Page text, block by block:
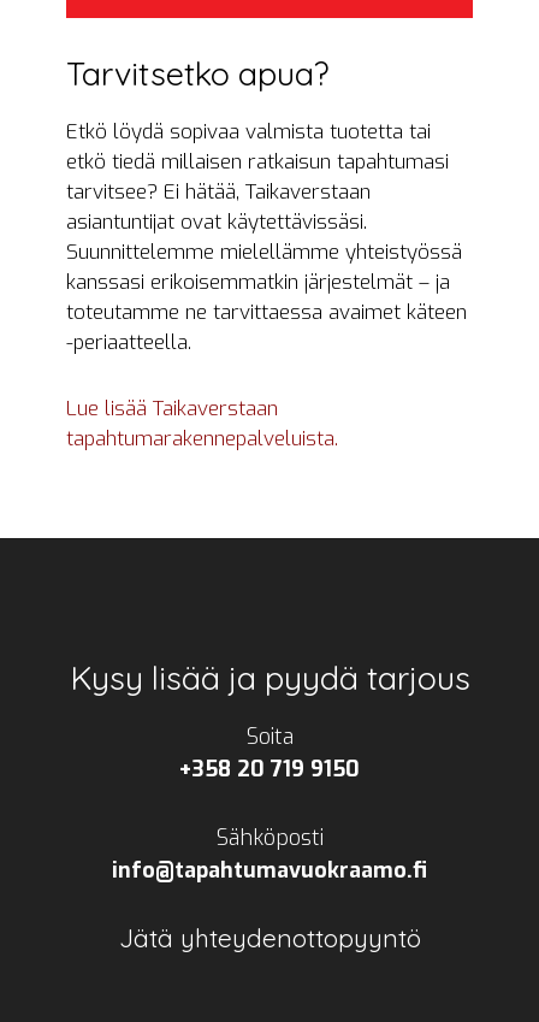
Tarvitsetko apua?
Etkö löydä sopivaa valmista tuotetta tai
etkö tiedä millaisen ratkaisun tapahtumasi
tarvitsee? Ei hätää, Taikaverstaan
asiantuntijat ovat käytettävissäsi.
Suunnittelemme mielellämme yhteistyössä
kanssasi erikoisemmatkin järjestelmät – ja
toteutamme ne tarvittaessa avaimet käteen
-periaatteella.
Lue lisää Taikaverstaan
tapahtumarakennepalveluista.
Footer
Kysy lisää ja pyydä tarjous
Soita
+358 20 719 9150
Sähköposti
info@tapahtumavuokraamo.fi
Jätä yhteydenottopyyntö